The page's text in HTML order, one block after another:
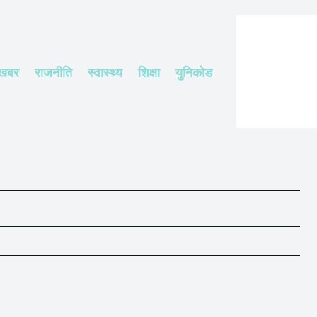
राजनीति स्वास्थ्य शिक्षा युनिकोड